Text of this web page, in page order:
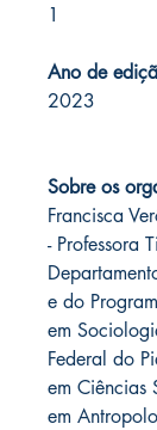
1
Ano de
2023
Sobre os
Francisca
- Professora
e do
em
Federal do
em Ciências
em